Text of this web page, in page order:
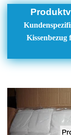
Kissenbezug